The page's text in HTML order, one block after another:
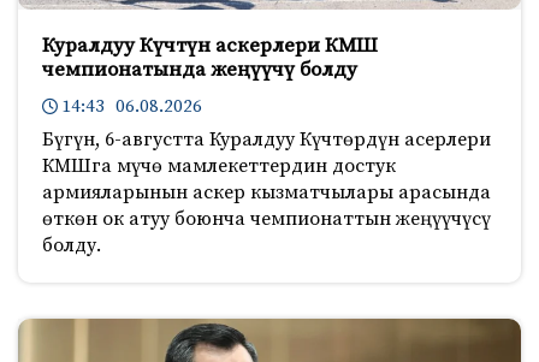
Куралдуу Күчтүн аскерлери КМШ
чемпионатында жеңүүчү болду
14:43 06.08.2026
Бүгүн, 6-августта Куралдуу Күчтөрдүн асерлери
КМШга мүчө мамлекеттердин достук
армияларынын аскер кызматчылары арасында
өткөн ок атуу боюнча чемпионаттын жеңүүчүсү
болду.